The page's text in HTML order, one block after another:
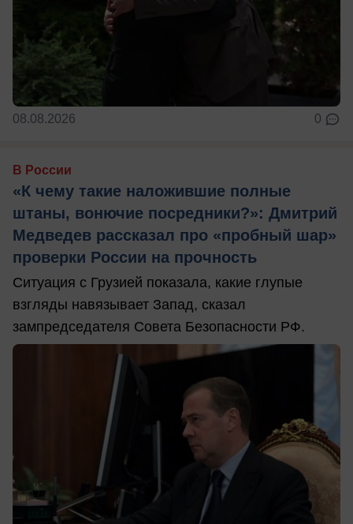
08.08.2026 0
В России
«К чему такие наложившие полные
штаны, вонючие посредники?»: Дмитрий
Медведев рассказал про «пробный шар»
проверки России на прочность
Ситуация с Грузией показала, какие глупые
взгляды навязывает Запад, сказал
зампредседателя Совета Безопасности РФ.